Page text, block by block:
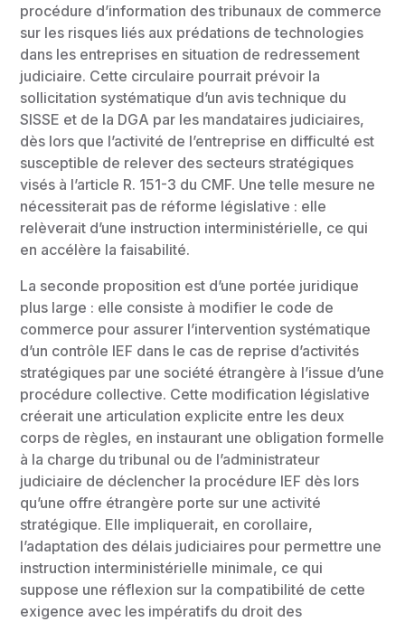
procédure d’information des tribunaux de commerce
sur les risques liés aux prédations de technologies
dans les entreprises en situation de redressement
judiciaire. Cette circulaire pourrait prévoir la
sollicitation systématique d’un avis technique du
SISSE et de la DGA par les mandataires judiciaires,
dès lors que l’activité de l’entreprise en difficulté est
susceptible de relever des secteurs stratégiques
visés à l’article R. 151-3 du CMF. Une telle mesure ne
nécessiterait pas de réforme législative : elle
relèverait d’une instruction interministérielle, ce qui
en accélère la faisabilité.
La seconde proposition est d’une portée juridique
plus large : elle consiste à modifier le code de
commerce pour assurer l’intervention systématique
d’un contrôle IEF dans le cas de reprise d’activités
stratégiques par une société étrangère à l’issue d’une
procédure collective. Cette modification législative
créerait une articulation explicite entre les deux
corps de règles, en instaurant une obligation formelle
à la charge du tribunal ou de l’administrateur
judiciaire de déclencher la procédure IEF dès lors
qu’une offre étrangère porte sur une activité
stratégique. Elle impliquerait, en corollaire,
l’adaptation des délais judiciaires pour permettre une
instruction interministérielle minimale, ce qui
suppose une réflexion sur la compatibilité de cette
exigence avec les impératifs du droit des